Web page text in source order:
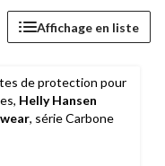
Affichage en liste
de protection pour
Helly Hansen
, série Carbone